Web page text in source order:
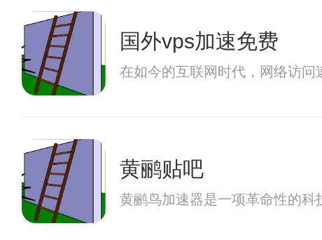
国外vps加速免费
在如今的互联网时代，网络访
黄鹂贴吧
黄鹂鸟加速器是一项革命性的科